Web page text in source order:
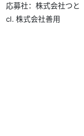
応募社：株式会社つと
cl. 株式会社善用